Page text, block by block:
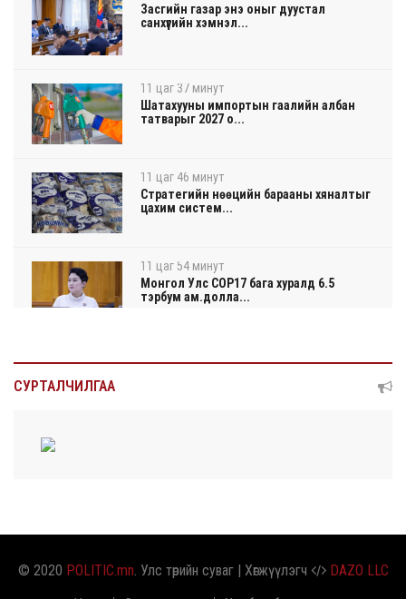
Засгийн газар энэ оныг дуустал
санхүүгийн хэмнэл...
11 цаг 37 минут
Шатахууны импортын гаалийн албан
татварыг 2027 о...
11 цаг 46 минут
Стратегийн нөөцийн барааны хяналтыг
цахим систем...
11 цаг 54 минут
Монгол Улс COP17 бага хуралд 6.5
тэрбум ам.долла...
11 цаг 58 минут
СУРТАЛЧИЛГАА
© 2020 POLITIC.mn . Улс төрийн суваг | Хөгжүүлэгч
DAZO LLC